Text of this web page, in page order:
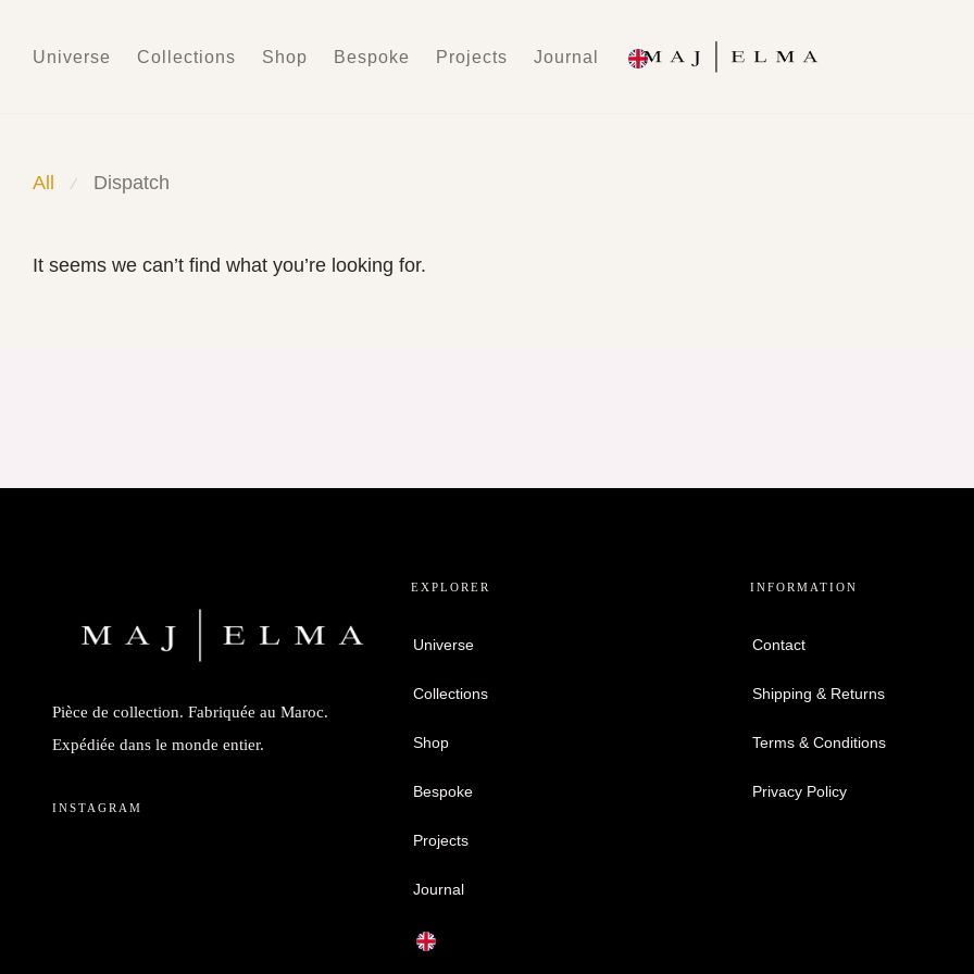
Universe Collections Shop Bespoke Projects Journal
All ⁄ Dispatch
It seems we can’t find what you’re looking for.
Pièce de collection. Fabriquée au Maroc.
Expédiée dans le monde entier.
INSTAGRAM
EXPLORER
Universe
Collections
Shop
Bespoke
Projects
Journal
INFORMATION
Contact
Shipping & Returns
Terms & Conditions
Privacy Policy